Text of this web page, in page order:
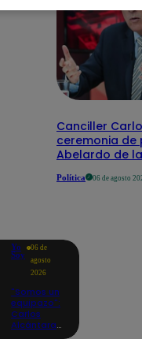
Canciller
ceremonia de
Abelardo de
Política 06 de agosto
Yo
Soy
06 de
agosto
2026
"Somos un
equipazo":
Carlos
Alcántara